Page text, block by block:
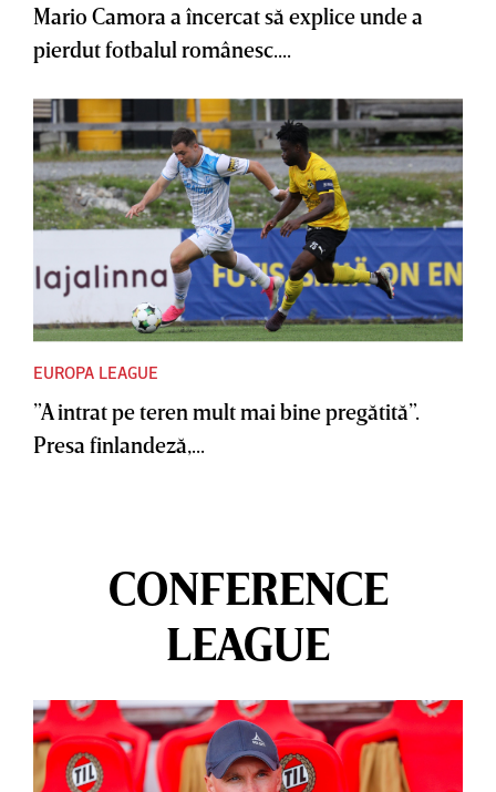
Mario Camora a încercat să explice unde a
pierdut fotbalul românesc....
EUROPA LEAGUE
”A intrat pe teren mult mai bine pregătită”.
Presa finlandeză,...
CONFERENCE
LEAGUE